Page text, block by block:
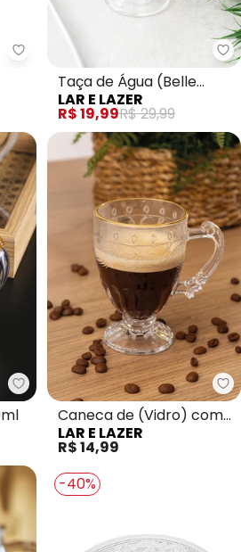
Lar e Lazer - Taça de Cristal
Taça de Água (Belle
Epoque) com Fio
Dourado
LAR E LAZER
R$ 19,99R$ 29,99
Lar e Lazer - Leiteira Little Bee
Caneca de (Vidro) com
Fio de Ouro
LAR E LAZER
R$ 14,99
-40%